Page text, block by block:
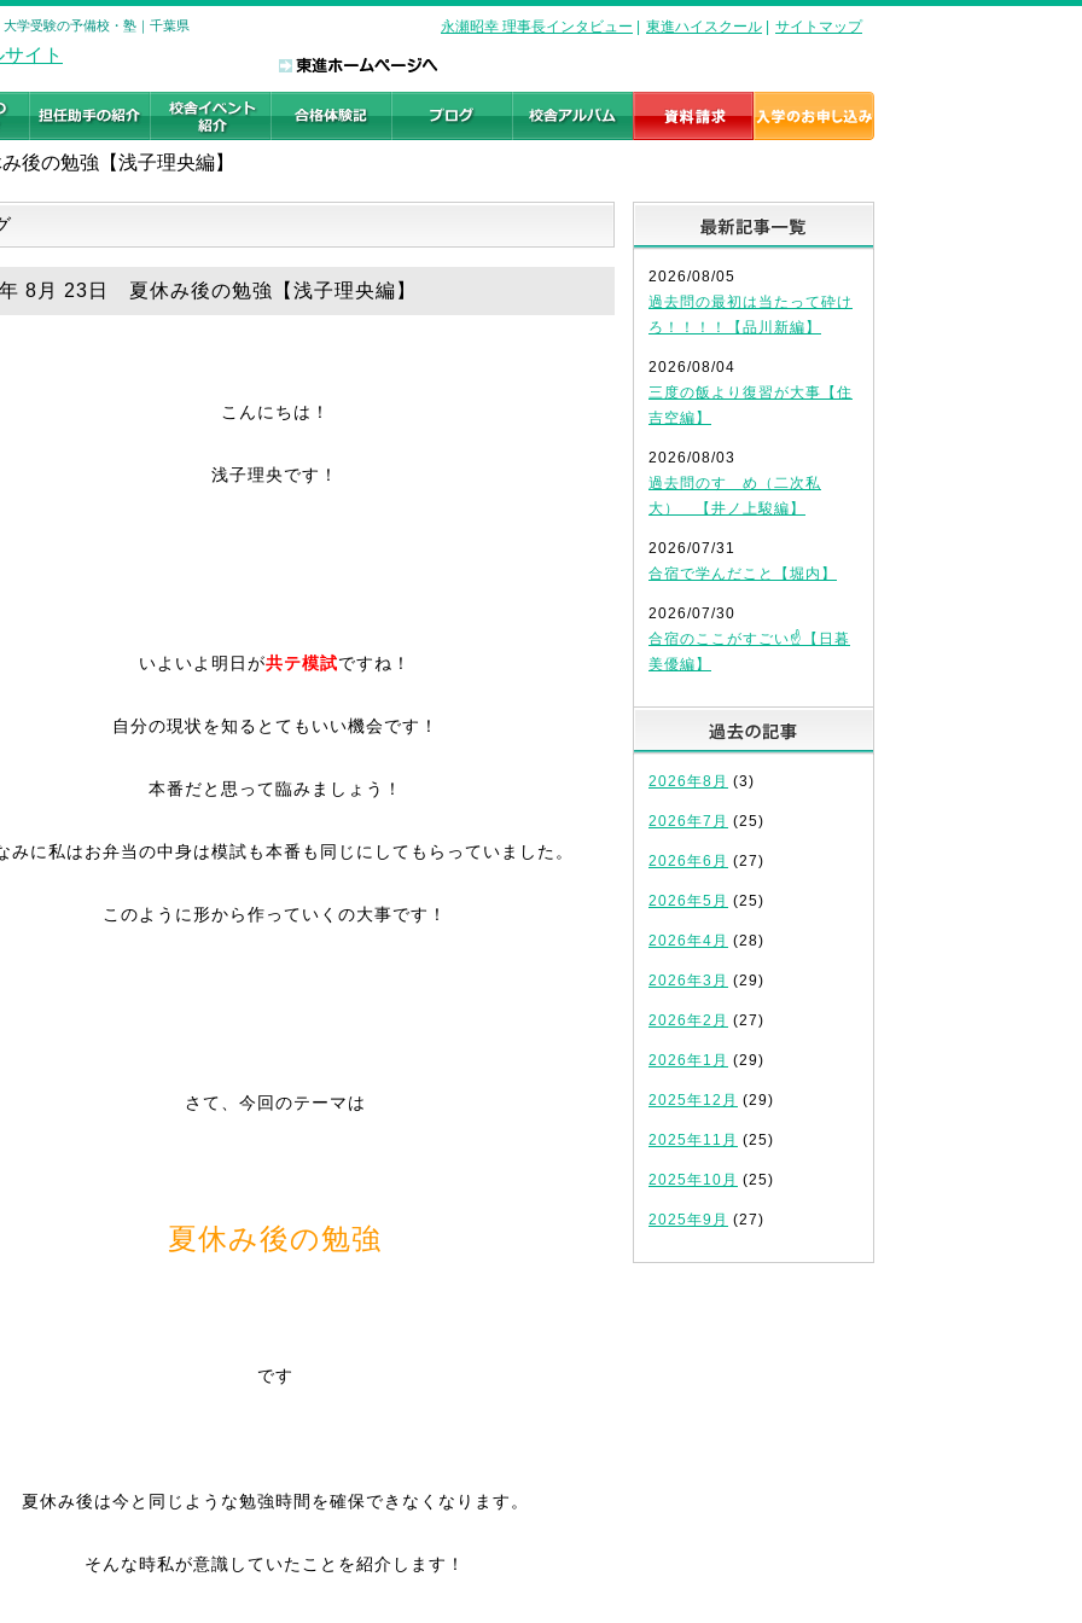
学受験の予備校・塾｜千葉県 永瀬昭幸 理事長インタビュー 東進ハイスクール サイトマップ
後の勉強【浅子理央編】
8月 23日 夏休み後の勉強【浅子理央編】
こんにちは！
浅子理央です！
いよいよ明日が共テ模試ですね！
自分の現状を知るとてもいい機会です！
本番だと思って臨みましょう！
みに私はお弁当の中身は模試も本番も同じにしてもらっていました。
このように形から作っていくの大事です！
さて、今回のテーマは
夏休み後の勉強
です
夏休み後は今と同じような勉強時間を確保できなくなります。
そんな時私が意識していたことを紹介します！
2026/08/05
過去問の最初は当たって砕け
ろ！！！！【品川新編】
2026/08/04
三度の飯より復習が大事【住
吉空編】
2026/08/03
過去問のすゝめ（二次私
大） 【井ノ上駿編】
2026/07/31
合宿で学んだこと【堀内】
2026/07/30
合宿のここがすごい☝️【日暮
美優編】
2026年8月 (3)
2026年7月 (25)
2026年6月 (27)
2026年5月 (25)
2026年4月 (28)
2026年3月 (29)
2026年2月 (27)
2026年1月 (29)
2025年12月 (29)
2025年11月 (25)
2025年10月 (25)
2025年9月 (27)